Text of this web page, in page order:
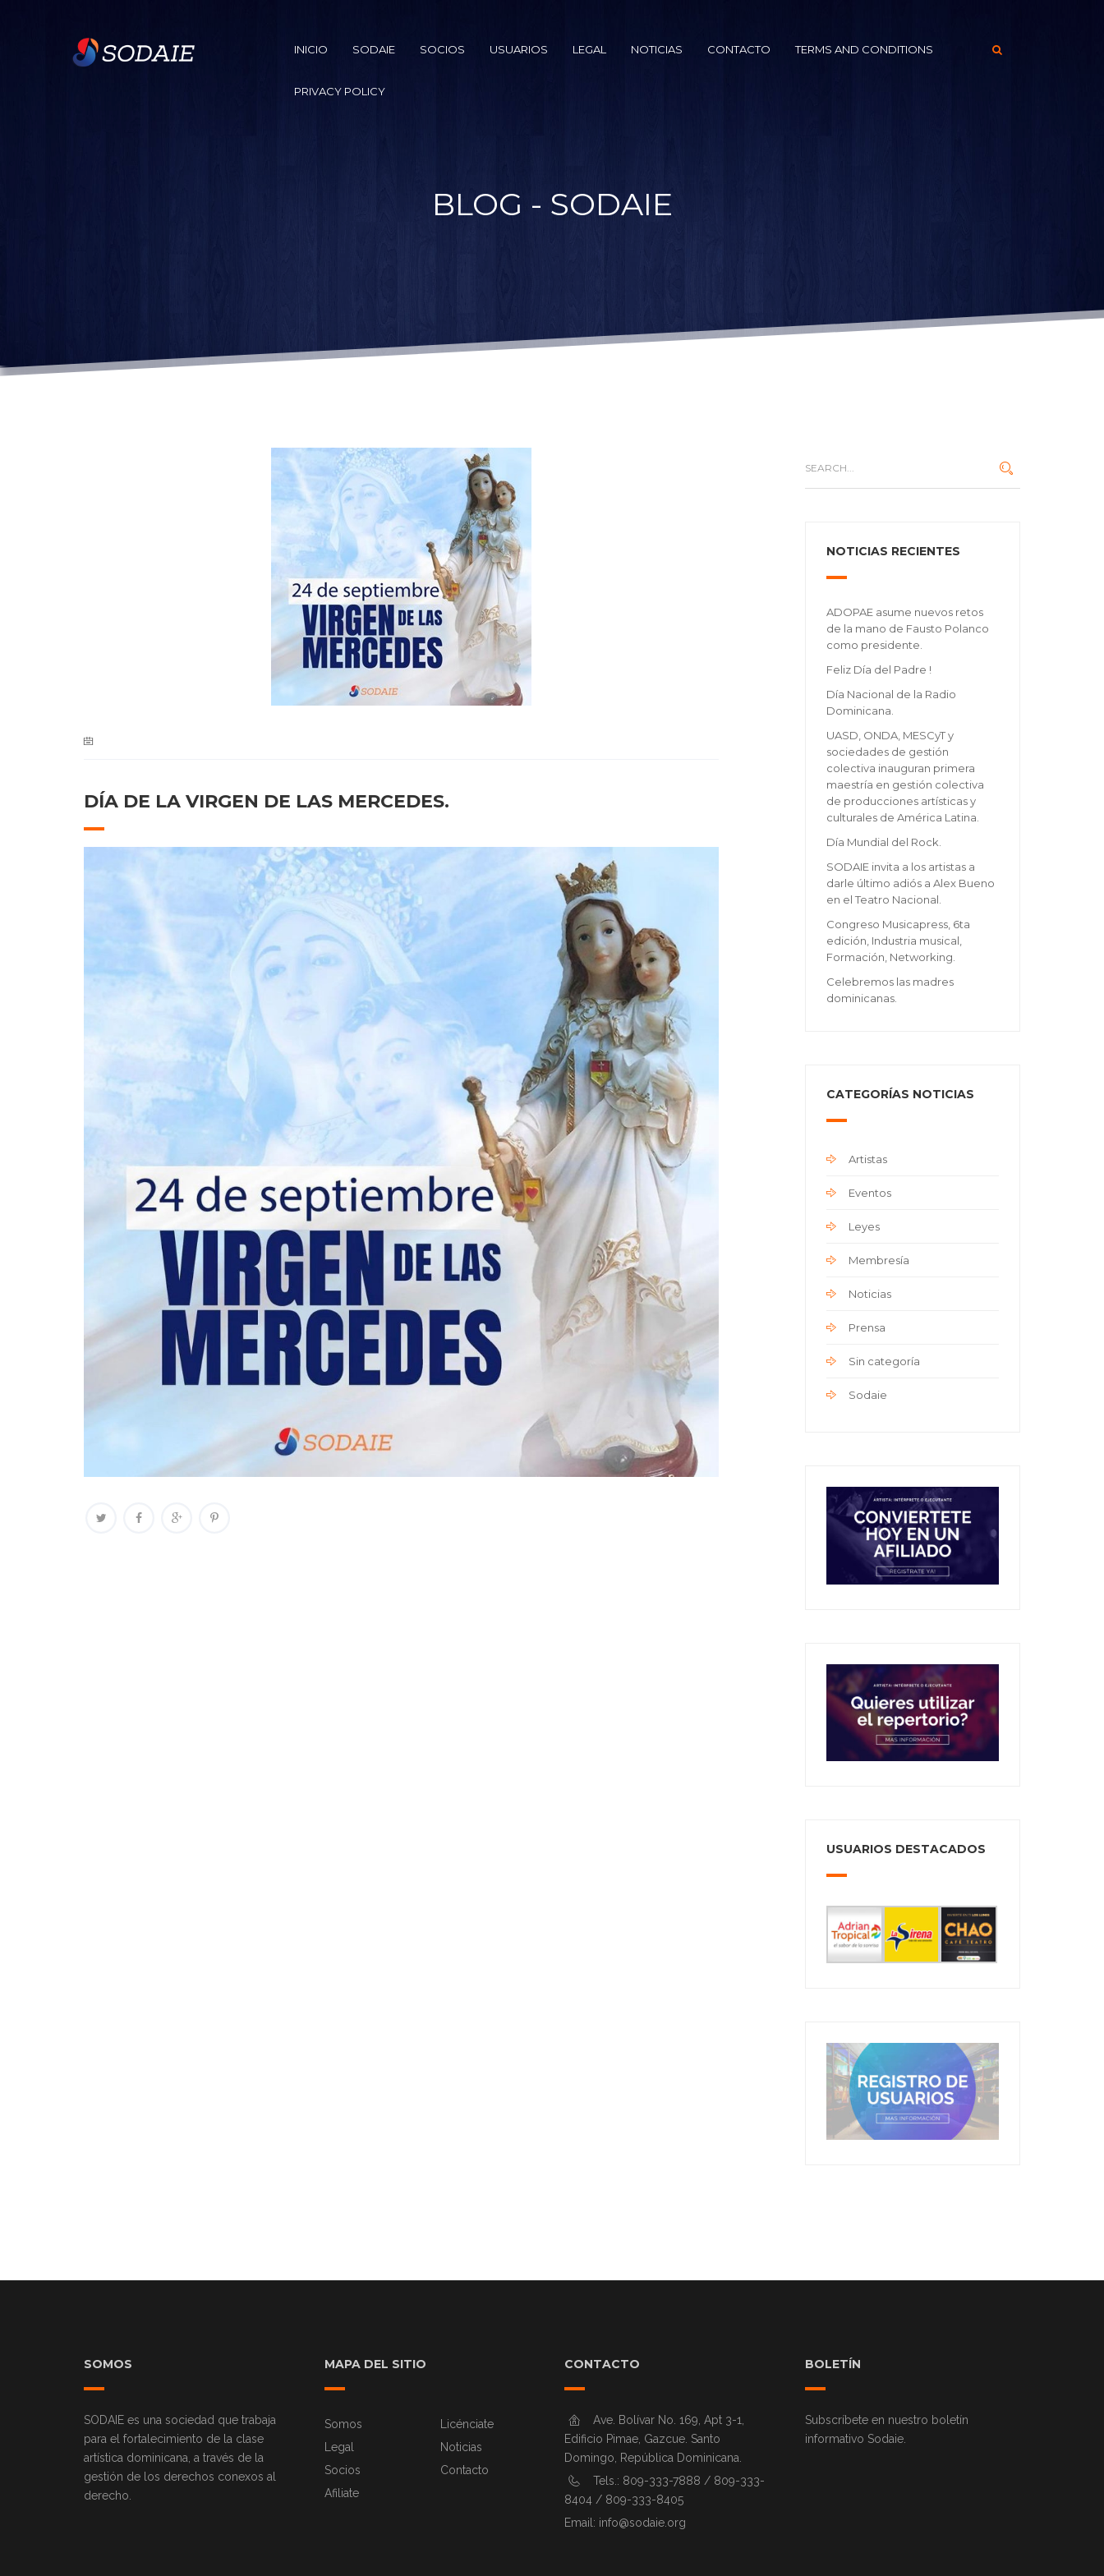
INICIO SODAIE SOCIOS USUARIOS LEGAL NOTICIAS CONTACTO TERMS AND CONDITIONS
PRIVACY POLICY
BLOG - SODAIE
DÍA DE LA VIRGEN DE LAS MERCEDES.
NOTICIAS RECIENTES
ADOPAE asume nuevos retos
de la mano de Fausto Polanco
como presidente.
Feliz Día del Padre !
Día Nacional de la Radio
Dominicana.
UASD, ONDA, MESCyT y
sociedades de gestión
colectiva inauguran primera
maestría en gestión colectiva
de producciones artísticas y
culturales de América Latina.
Día Mundial del Rock.
SODAIE invita a los artistas a
darle último adiós a Alex Bueno
en el Teatro Nacional.
Congreso Musicapress, 6ta
edición, Industria musical,
Formación, Networking.
Celebremos las madres
dominicanas.
CATEGORÍAS NOTICIAS
Artistas
Eventos
Leyes
Membresía
Noticias
Prensa
Sin categoría
Sodaie
USUARIOS DESTACADOS
SOMOS
SODAIE es una sociedad que trabaja
para el fortalecimiento de la clase
artística dominicana, a través de la
gestión de los derechos conexos al
derecho.
MAPA DEL SITIO
Somos
Legal
Socios
Afiliate
Licénciate
Noticias
Contacto
CONTACTO
Ave. Bolívar No. 169, Apt 3-1,
Edificio Pimae, Gazcue. Santo
Domingo, República Dominicana.
Tels.: 809-333-7888 / 809-333-
8404 / 809-333-8405
Email: info@sodaie.org
BOLETÍN
Subscríbete en nuestro boletín
informativo Sodaie.